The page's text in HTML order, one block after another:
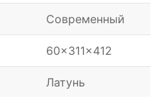
Современный
60x311x412
Латунь